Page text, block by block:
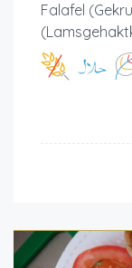
Falafel